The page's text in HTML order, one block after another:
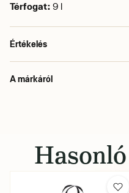
Térfogat: 9 l
Értékelés
A márkáról